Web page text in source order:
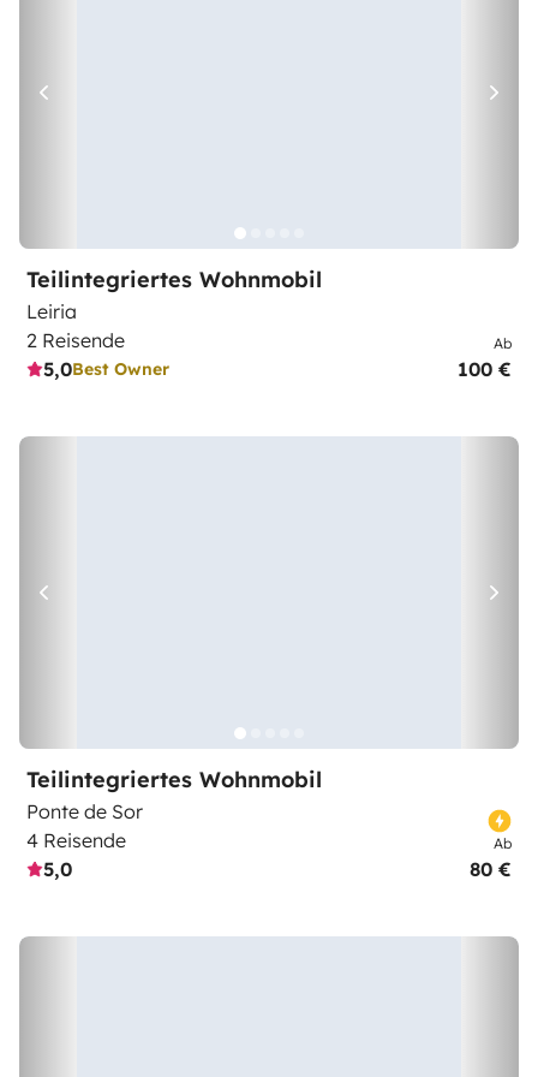
Teilintegriertes Wohnmobil
Leiria
2 Reisende
5,0Best Owner
Ab
100 €
Teilintegriertes Wohnmobil
Ponte de Sor
4 Reisende
5,0
Ab
80 €